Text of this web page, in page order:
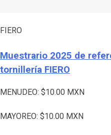
FIERO
Muestrario 2025 de
tornillería FIERO
MENUDEO: $10.00 MXN
MAYOREO: $10.00 MXN